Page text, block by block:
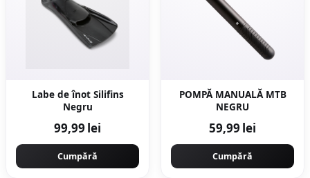
Labe de înot Silifins
Negru
99,99 lei
Cumpără
POMPĂ MANUALĂ MTB
NEGRU
59,99 lei
Cumpără